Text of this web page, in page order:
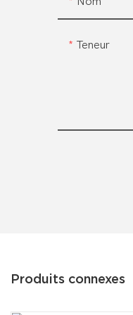
Teneur
Produits connexes